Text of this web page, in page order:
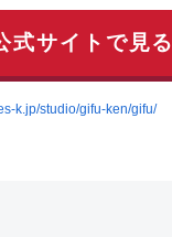
式サイトで見る
k.jp/studio/gifu-ken/gifu/